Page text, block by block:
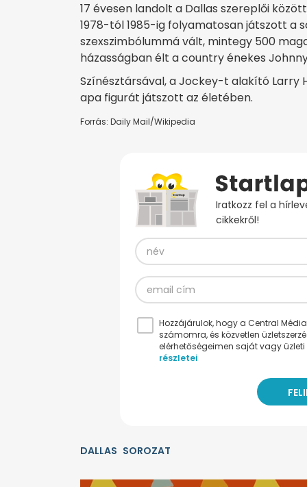
17 évesen landolt a Dallas szereplői
1978-tól 1985-ig folyamatosan játszott a
szexszimbólummá vált, mintegy 500
házasságban élt a country énekes
Színésztársával, a Jockey-t alakító
apa figurát játszott az életében.
Forrás: Daily Mail/Wikipedia
Iratkozz fel a
cikkekről!
Hozzájárulok, hogy a Central
számomra, és közvetlen
elérhetőségeimen saját vagy
részletei
DALLAS SOROZAT